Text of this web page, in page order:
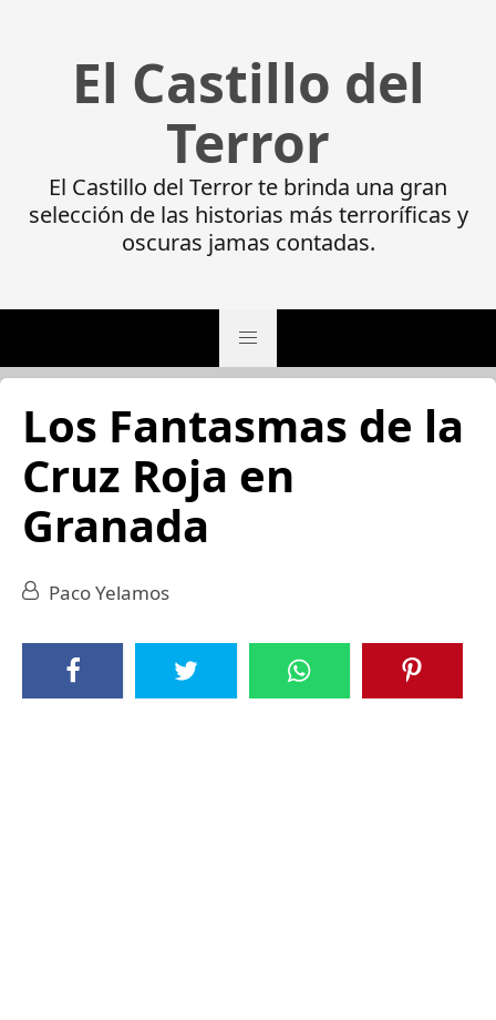
El Castillo del
Terror
El Castillo del Terror te brinda una gran
selección de las historias más terroríficas y
oscuras jamas contadas.
Los Fantasmas de la
Cruz Roja en
Granada
Paco Yelamos